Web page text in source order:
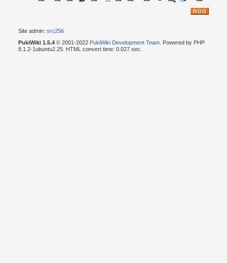
Site admin: src256
PukiWiki 1.5.4© 2001-2022 PukiWiki Development Team. Powered by PHP
8.1.2-1ubuntu2.25. HTML convert time: 0.027 sec.